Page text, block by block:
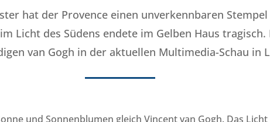
hat der Provence einen unverkennbaren
Licht des Südens endete im Gelben Haus tragisch.
van Gogh in der aktuellen Multimedia-Schau in
und Sonnenblumen gleich Vincent van Gogh. Das Licht